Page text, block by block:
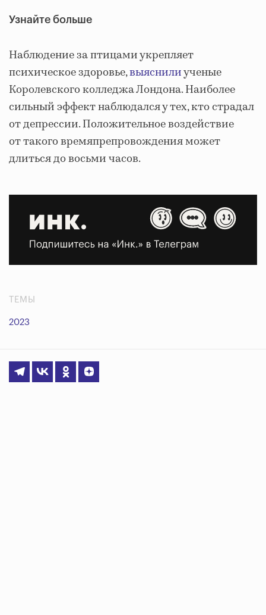
Узнайте больше
Наблюдение за птицами укрепляет
психическое здоровье,выяснилиученые
Королевского колледжа Лондона. Наиболее
сильный эффект наблюдался у тех, кто страдал
от депрессии. Положительное воздействие
от такого времяпрепровождения может
длиться до восьми часов.
ТЕМЫ
2023